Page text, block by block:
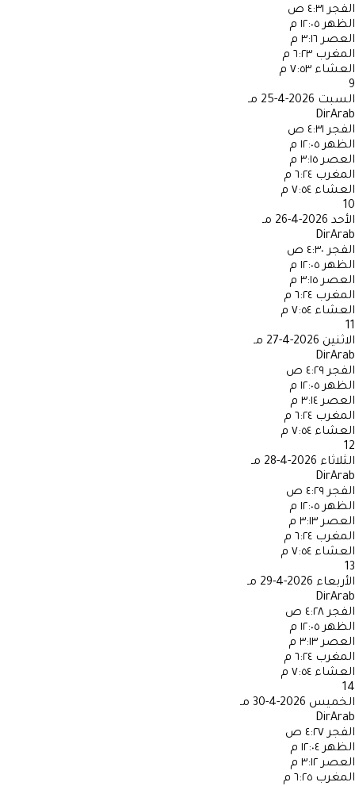
الفجر ٤:٣١ ص
الظهر ١٢:٠٥ م
العصر ٣:١٦ م
المغرب ٦:٢٣ م
العشاء ٧:٥٣ م
9
السبت 2026-4-25 مـ
DirArab
الفجر ٤:٣١ ص
الظهر ١٢:٠٥ م
العصر ٣:١٥ م
المغرب ٦:٢٤ م
العشاء ٧:٥٤ م
10
الأحد 2026-4-26 مـ
DirArab
الفجر ٤:٣٠ ص
الظهر ١٢:٠٥ م
العصر ٣:١٥ م
المغرب ٦:٢٤ م
العشاء ٧:٥٤ م
11
الاثنين 2026-4-27 مـ
DirArab
الفجر ٤:٢٩ ص
الظهر ١٢:٠٥ م
العصر ٣:١٤ م
المغرب ٦:٢٤ م
العشاء ٧:٥٤ م
12
الثلاثاء 2026-4-28 مـ
DirArab
الفجر ٤:٢٩ ص
الظهر ١٢:٠٥ م
العصر ٣:١٣ م
المغرب ٦:٢٤ م
العشاء ٧:٥٤ م
13
الأربعاء 2026-4-29 مـ
DirArab
الفجر ٤:٢٨ ص
الظهر ١٢:٠٥ م
العصر ٣:١٣ م
المغرب ٦:٢٤ م
العشاء ٧:٥٤ م
14
الخميس 2026-4-30 مـ
DirArab
الفجر ٤:٢٧ ص
الظهر ١٢:٠٤ م
العصر ٣:١٢ م
المغرب ٦:٢٥ م